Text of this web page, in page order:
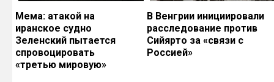
Мема: атакой на
иранское судно
Зеленский пытается
спровоцировать
«третью мировую»
В Венгрии инициировали
расследование против
Сийярто за «связи с
Россией»